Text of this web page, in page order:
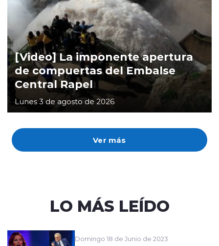
Ver más
[Video] La imponente apertura
de compuertas del Embalse
Central Rapel
Lunes 3 de agosto de 2026
LO MÁS LEÍDO
Domingo 18 de Junio de 2023